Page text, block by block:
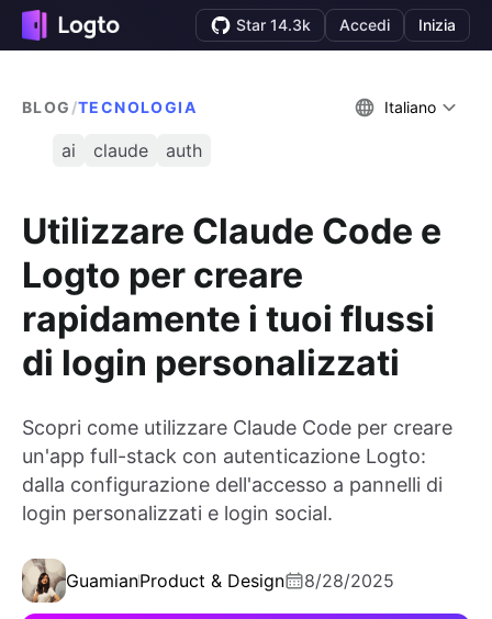
Star 14.3k Accedi Inizia
BLOG /TECNOLOGIA Italiano
ai claude auth
Utilizzare Claude Code e
Logto per creare
rapidamente i tuoi flussi
di login personalizzati
Scopri come utilizzare Claude Code per creare
un'app full-stack con autenticazione Logto:
dalla configurazione dell'accesso a pannelli di
login personalizzati e login social.
GuamianProduct & Design 8/28/2025